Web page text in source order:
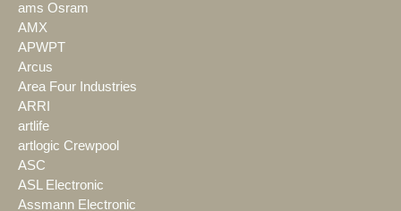
ams Osram
AMX
APWPT
Arcus
Area Four Industries
ARRI
artlife
artlogic Crewpool
ASC
ASL Electronic
Assmann Electronic